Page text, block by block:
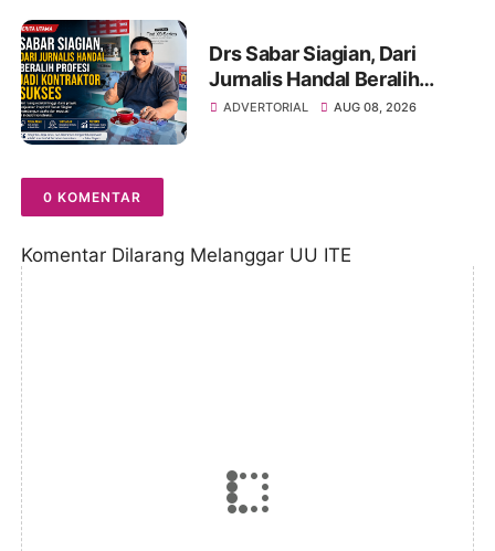
2
Drs Sabar Siagian, Dari
Jurnalis Handal Beralih
Profesi Jadi Kontraktor
ADVERTORIAL AUG 08, 2026
0 KOMENTAR
Komentar Dilarang Melanggar UU ITE